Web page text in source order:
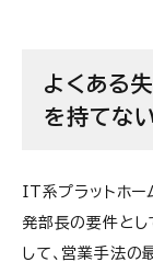
よくある
を持てない
IT系プラットホ
発部長の要件とし
して、営業手法の